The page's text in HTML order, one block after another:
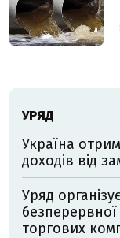
УРЯД
Україна
доходів від
Уряд
безперервної
торгових